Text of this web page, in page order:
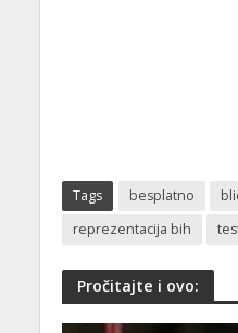
Tags besplatno
reprezentacija bih
Pročitajte i ovo: